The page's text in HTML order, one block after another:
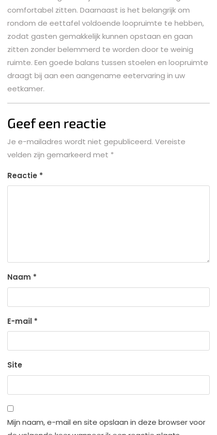
comfortabel zitten. Daarnaast is het belangrijk om
rondom de eettafel voldoende loopruimte te hebben,
zodat gasten gemakkelijk kunnen opstaan en gaan
zitten zonder belemmerd te worden door te weinig
ruimte. Een goede balans tussen stoelen en loopruimte
draagt bij aan een aangename eetervaring in uw
eetkamer.
Geef een reactie
Je e-mailadres wordt niet gepubliceerd. Vereiste
velden zijn gemarkeerd met *
Reactie *
Naam *
E-mail *
Site
Mijn naam, e-mail en site opslaan in deze browser voor